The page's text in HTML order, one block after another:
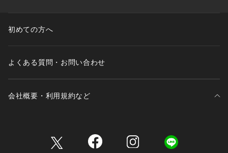
初めての方へ
よくある質問・お問い合わせ
会社概要・利用規約など